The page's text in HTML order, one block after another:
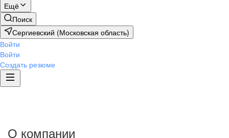
Ещё
Поиск
Сергиевский (Московская область)
Войти
Войти
Создать резюме
О компании